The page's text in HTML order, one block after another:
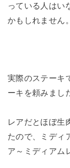
っている人はい
かもしれません。
実際のステーキ
ーキを頼みまし
レアだとほぼ生
たので、ミディ
ア～ミディアム